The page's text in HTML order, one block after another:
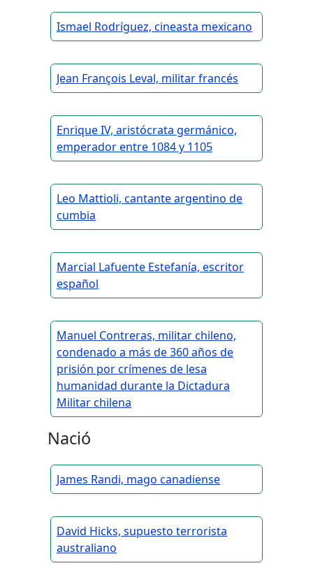
Ismael Rodríguez, cineasta mexicano
Jean François Leval, militar francés
Enrique IV, aristócrata germánico,
emperador entre 1084 y 1105
Leo Mattioli, cantante argentino de
cumbia
Marcial Lafuente Estefanía, escritor
español
Manuel Contreras, militar chileno,
condenado a más de 360 años de
prisión por crímenes de lesa
humanidad durante la Dictadura
Militar chilena
Nació
James Randi, mago canadiense
David Hicks, supuesto terrorista
australiano